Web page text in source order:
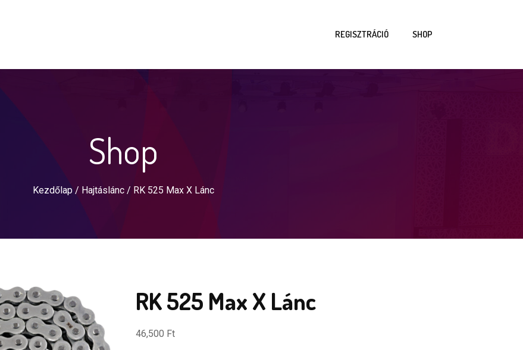
REGISZTRÁCIÓ SHOP
Shop
Kezdőlap/ Hajtáslánc/ RK 525 Max X Lánc
RK 525 Max X Lánc
46,500 Ft